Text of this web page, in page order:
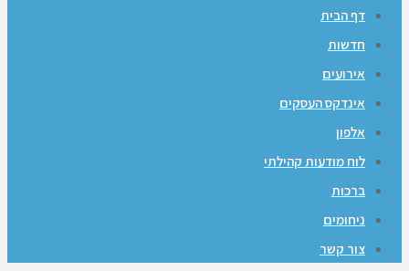
דף הבית
חדשות
אירועים
אינדקס העסקים
אלפון
לוח מודעות קהילתי
ברכות
ניחומים
צור קשר